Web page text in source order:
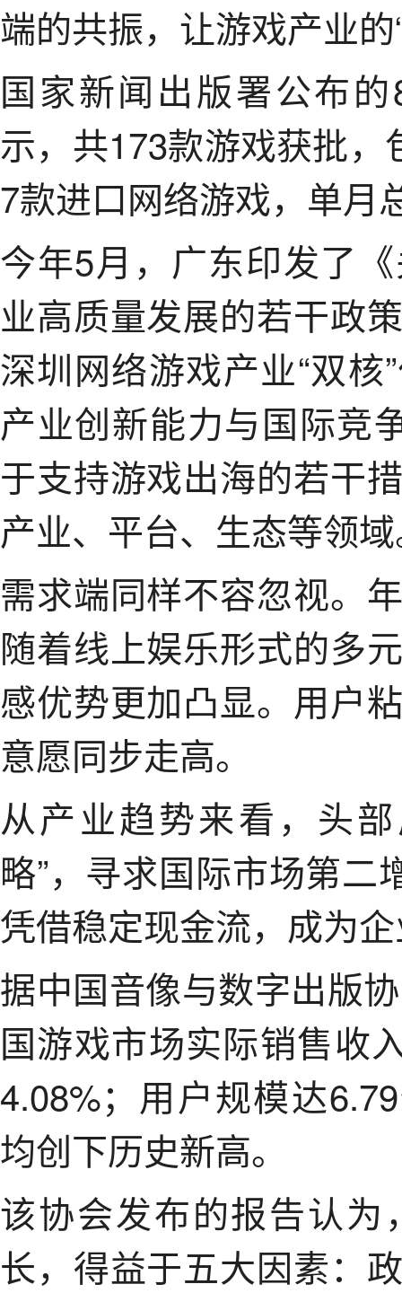
端的共振，让游戏产业
国家新闻出版署公布
示，共173款游戏获批
7款进口网络游戏，单月
今年5月，广东印发了
业高质量发展的若干政
深圳网络游戏产业“双
产业创新能力与国际竞
于支持游戏出海的若干
产业、平台、生态等领
需求端同样不容忽视。
随着线上娱乐形式的多
感优势更加凸显。用户
意愿同步走高。
从产业趋势来看，头
略”，寻求国际市场第二
凭借稳定现金流，成为
据中国音像与数字出版
国游戏市场实际销售收
4.08%；用户规模达
均创下历史新高。
该协会发布的报告认
长，得益于五大因素：